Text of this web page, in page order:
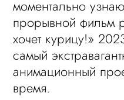
моментально
прорывной фильм
хочет курицу!»
самый
анимационный
время.